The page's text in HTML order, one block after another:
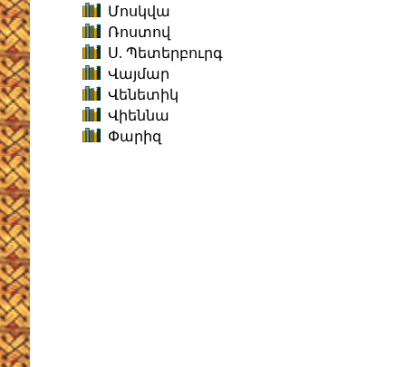
Մոսկվա
Ռոստով
Ս. Պետերբուրգ
Վայմար
Վենետիկ
Վիեննա
Փարիզ